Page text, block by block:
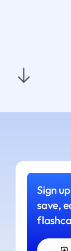
Sign
save,